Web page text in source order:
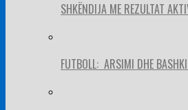
SHKËNDIJA ME REZULTAT
FUTBOLL: ARSIMI DHE